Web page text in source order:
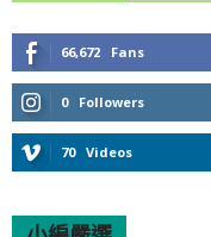
66,672 Fans
0 Followers
70 Videos